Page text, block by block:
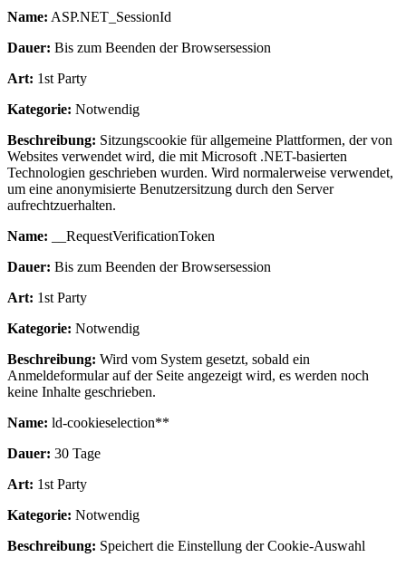
Name: ASP.NET_SessionId
Dauer: Bis zum Beenden der Browsersession
Art: 1st Party
Kategorie: Notwendig
Beschreibung: Sitzungscookie für allgemeine Plattformen, der von
Websites verwendet wird, die mit Microsoft .NET-basierten
Technologien geschrieben wurden. Wird normalerweise verwendet,
um eine anonymisierte Benutzersitzung durch den Server
aufrechtzuerhalten.
Name: __RequestVerificationToken
Dauer: Bis zum Beenden der Browsersession
Art: 1st Party
Kategorie: Notwendig
Beschreibung: Wird vom System gesetzt, sobald ein
Anmeldeformular auf der Seite angezeigt wird, es werden noch
keine Inhalte geschrieben.
Name: ld-cookieselection**
Dauer: 30 Tage
Art: 1st Party
Kategorie: Notwendig
Beschreibung: Speichert die Einstellung der Cookie-Auswahl